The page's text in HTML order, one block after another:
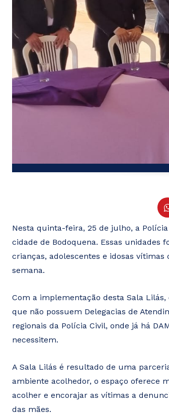
Nesta quinta-feira, 25 de julho, a
cidade de Bodoquena. Essas
crianças, adolescentes e idosas
semana.
Com a implementação desta Sala
que não possuem Delegacias de
regionais da Polícia Civil, onde já há
necessitem.
A Sala Lilás é resultado de uma
ambiente acolhedor, o espaço oferece
acolher e encorajar as vítimas a
das mães.